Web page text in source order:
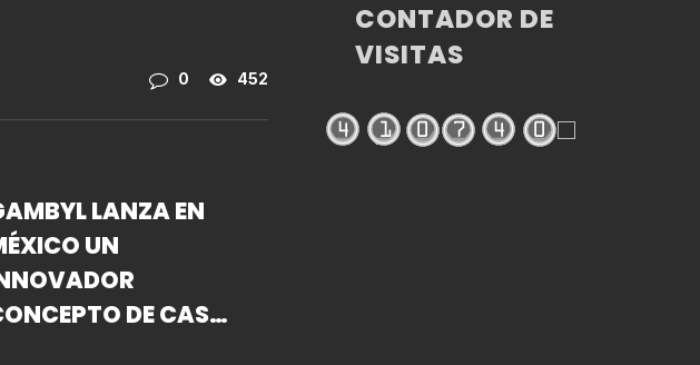
0 452
LANZA EN
UN
DE CASA
CONTADOR DE
VISITAS